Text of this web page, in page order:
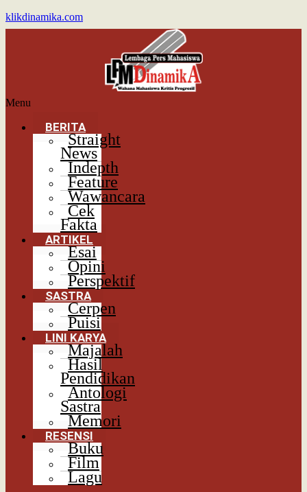
klikdinamika.com
Menu
BERITA
Straight
News
Indepth
Feature
Wawancara
Cek
Fakta
ARTIKEL
Esai
Opini
Perspektif
SASTRA
Cerpen
Puisi
LINI KARYA
Majalah
Hasil
Pendidikan
Antologi
Sastra
Memori
RESENSI
Buku
Film
Lagu